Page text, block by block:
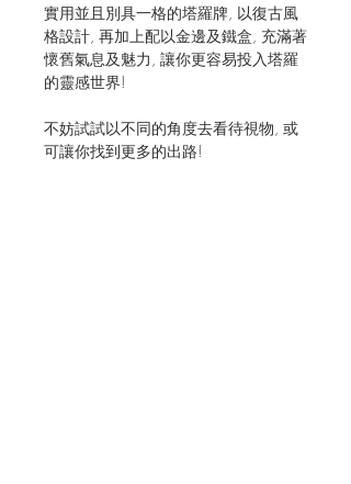
實用並且別具一格的塔羅牌, 以復古風
格設計, 再加上配以金邊及鐵盒, 充滿著
懷舊氣息及魅力, 讓你更容易投入塔羅
的靈感世界!
不妨試試以不同的角度去看待視物, 或
可讓你找到更多的出路!